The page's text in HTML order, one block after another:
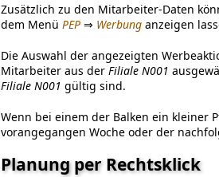
Zusätzlich zu den Mitarbeiter-Daten
dem Menü PEP ⇒ Werbung anzeigen
Die Auswahl der angezeigten
Mitarbeiter aus der Filiale N001
Filiale N001 gültig sind.
Wenn bei einem der Balken ein kleiner
vorangegangen Woche oder der
Planung per Rechtsklick